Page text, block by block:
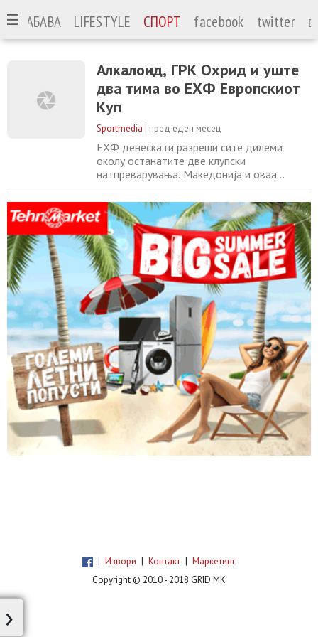
ЗАБАВА LIFESTYLE СПОРТ facebook twitter
Алкалоид, ГРК Охрид и уште
два тима во ЕХФ Европскиот
Куп
Sportmedia | пред еден месец
ЕХФ денеска ги разреши сите дилеми
околу останатите две клупски
натпреварувања. Македонија и оваа
ЕХФ Европскиот Куп, каде две години по
ред пехарот оди токму во рацете на
нашите екипи. Откако ГРК Охрид не доби
вајлд-карта за Европската лига, што пак не
е изненадување, овој тим ќе игра во ЕХФ
Европскиот Куп, каде
| Извори | Контакт | Маркетинг
Copyright © 2010 - 2018 GRID.MK
›